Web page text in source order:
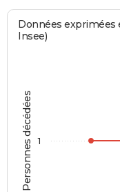
Personnes décédées
Données exprimées
Insee)
1